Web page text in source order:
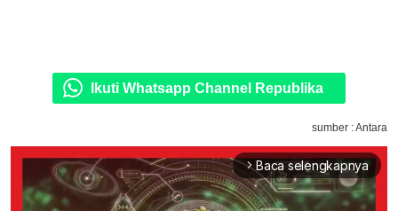
Ikuti Whatsapp Channel Republika
sumber : Antara
arrow_forward_ios Baca selengkapnya